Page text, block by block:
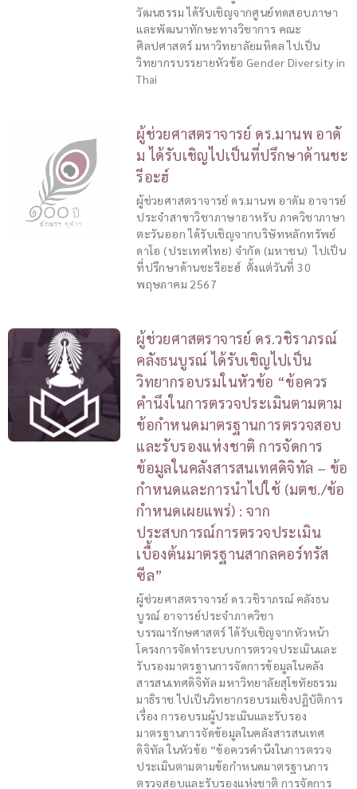
วัฒนธรรม ได้รับเชิญจากศูนย์ทดสอบภาษา
และพัฒนาทักษะทางวิชาการ คณะ
ศิลปศาสตร์ มหาวิทยาลัยมหิดล ไปเป็น
วิทยากรบรรยายหัวข้อ Gender Diversity in
Thai
ผู้ช่วยศาสตราจารย์ ดร.มานพ อาดั
ม ได้รับเชิญไปเป็นที่ปรึกษาด้านชะ
รีอะฮ์
ผู้ช่วยศาสตราจารย์ ดร.มานพ อาดัม อาจารย์
ประจำสาขาวิชาภาษาอาหรับ ภาควิชาภาษา
ตะวันออก ได้รับเชิญจากบริษัทหลักทรัพย์
ดาโอ (ประเทศไทย) จำกัด (มหาชน) ไปเป็น
ที่ปรึกษาด้านชะรีอะฮ์ ตั้งแต่วันที่ 30
พฤษภาคม 2567
ผู้ช่วยศาสตราจารย์ ดร.วชิราภรณ์
คลังธนบูรณ์ ได้รับเชิญไปเป็น
วิทยากรอบรมในหัวข้อ “ข้อควร
คำนึงในการตรวจประเมินตามตาม
ข้อกำหนดมาตรฐานการตรวจสอบ
และรับรองแห่งชาติ การจัดการ
ข้อมูลในคลังสารสนเทศดิจิทัล – ข้อ
กำหนดและการนำไปใช้ (มตช./ข้อ
กำหนดเผยแพร่) : จาก
ประสบการณ์การตรวจประเมิน
เบื้องต้นมาตรฐานสากลคอร์ทรัส
ซีล”
ผู้ช่วยศาสตราจารย์ ดร.วชิราภรณ์ คลังธน
บูรณ์ อาจารย์ประจำภาควิชา
บรรณารักษศาสตร์ ได้รับเชิญจากหัวหน้า
โครงการจัดทำระบบการตรวจประเมินและ
รับรองมาตรฐานการจัดการข้อมูลในคลัง
สารสนเทศดิจิทัล มหาวิทยาลัยสุโขทัยธรรม
มาธิราช ไปเป็นวิทยากรอบรมเชิงปฏิบัติการ
เรื่อง การอบรมผู้ประเมินและรับรอง
มาตรฐานการจัดข้อมูลในคลังสารสนเทศ
ดิจิทัล ในหัวข้อ “ข้อควรคำนึงในการตรวจ
ประเมินตามตามข้อกำหนดมาตรฐานการ
ตรวจสอบและรับรองแห่งชาติ การจัดการ